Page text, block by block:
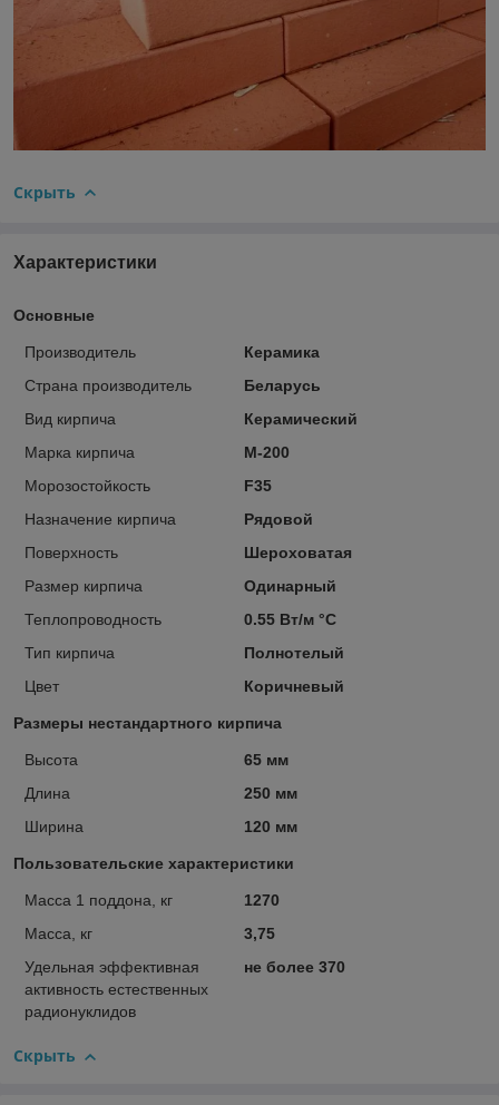
Скрыть
Характеристики
Основные
Производитель
Керамика
Страна производитель
Беларусь
Вид кирпича
Керамический
Марка кирпича
М-200
Морозостойкость
F35
Назначение кирпича
Рядовой
Поверхность
Шероховатая
Размер кирпича
Одинарный
Теплопроводность
0.55 Вт/м °С
Тип кирпича
Полнотелый
Цвет
Коричневый
Размеры нестандартного кирпича
Высота
65 мм
Длина
250 мм
Ширина
120 мм
Пользовательские характеристики
Масса 1 поддона, кг
1270
Масса, кг
3,75
Удельная эффективная
активность естественных
радионуклидов
не более 370
Скрыть